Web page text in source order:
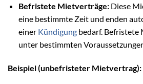
Befristete Mietverträge:Diese
eine bestimmte Zeit und enden
einer Kündigungbedarf. Befristete
unter bestimmten
Beispiel (unbefristeter Mietvertrag):